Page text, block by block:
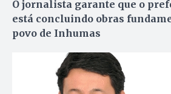
O jornalista garante que o
está concluindo obras
povo de Inhumas